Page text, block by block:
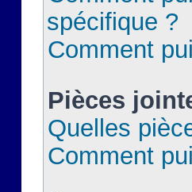
spécifique ?
Comment
Pièces
Quelles
Comment